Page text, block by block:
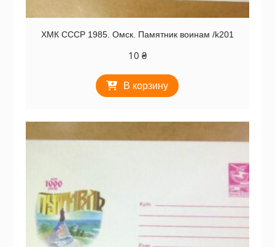
ХМК СССР 1985. Омск. Памятник воинам /k201
10 ₴
В корзину